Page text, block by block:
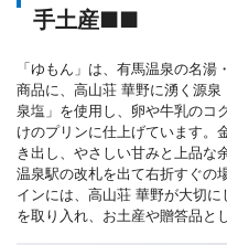
手土産■■
「ゆもん」は、有馬温泉の名
商品に、高山荘 華野に湧く源
泉塩」を使用し、卵や牛乳のコ
けのプリンに仕上げています。
き出し、やさしい甘みと上品な
温泉駅の改札を出て右折すぐの
インには、高山荘 華野が大切
を取り入れ、お土産や贈答品と